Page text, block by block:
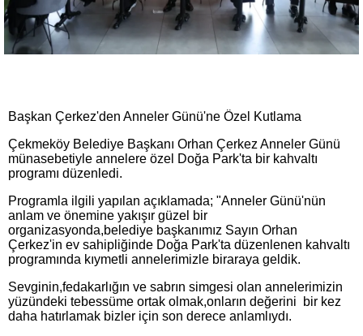
Başkan Çerkez'den Anneler Günü'ne Özel Kutlama
Çekmeköy Belediye Başkanı Orhan Çerkez Anneler Günü
münasebetiyle annelere özel Doğa Park'ta bir kahvaltı
programı düzenledi.
Programla ilgili yapılan açıklamada; "Anneler Günü'nün
anlam ve önemine yakışır güzel bir
organizasyonda,belediye başkanımız Sayın Orhan
Çerkez'in ev sahipliğinde Doğa Park'ta düzenlenen kahvaltı
programında kıymetli annelerimizle biraraya geldik.
Sevginin,fedakarlığın ve sabrın simgesi olan annelerimizin
yüzündeki tebessüme ortak olmak,onların değerini bir kez
daha hatırlamak bizler için son derece anlamlıydı.